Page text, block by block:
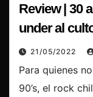
Review | 30
under al
21/05/2022
Para quienes
90’s, el rock